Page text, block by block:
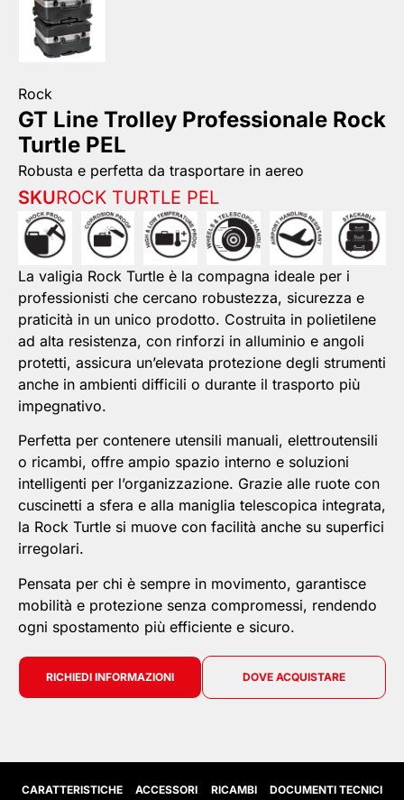
Rock
GT Line Trolley Professionale Rock
Turtle PEL
Robusta e perfetta da trasportare in aereo
SKUROCK TURTLE PEL
La valigia Rock Turtle è la compagna ideale per i
professionisti che cercano robustezza, sicurezza e
praticità in un unico prodotto. Costruita in polietilene
ad alta resistenza, con rinforzi in alluminio e angoli
protetti, assicura un’elevata protezione degli strumenti
anche in ambienti difficili o durante il trasporto più
impegnativo.
Perfetta per contenere utensili manuali, elettroutensili
o ricambi, offre ampio spazio interno e soluzioni
intelligenti per l’organizzazione. Grazie alle ruote con
cuscinetti a sfera e alla maniglia telescopica integrata,
la Rock Turtle si muove con facilità anche su superfici
irregolari.
Pensata per chi è sempre in movimento, garantisce
mobilità e protezione senza compromessi, rendendo
ogni spostamento più efficiente e sicuro.
RICHIEDI INFORMAZIONI DOVE ACQUISTARE
CARATTERISTICHE ACCESSORI RICAMBI DOCUMENTI TECNICI